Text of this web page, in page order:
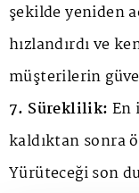
şekilde yeniden
hızlandırdı ve
müşterilerin
7. Süreklilik: En
kaldıktan sonra
Yürüteceği son